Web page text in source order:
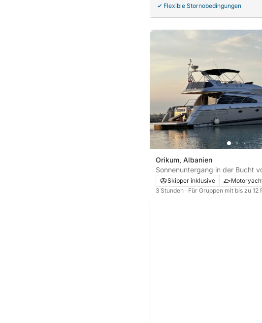
Flexible Stornobedingungen
Orikum, Albanien
Sonnenuntergang in der Bucht
einer Luxusyacht
Skipper inklusive
3 Stunden · Für Gruppen mit bis zu 12